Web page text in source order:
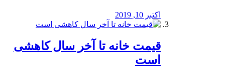
اکتبر 10, 2019
قیمت خانه تا آخر سال کاهشی
است